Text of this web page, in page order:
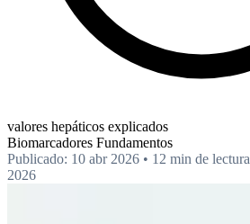
valores hepáticos explicados
Biomarcadores Fundamentos
Publicado: 10 abr 2026 • 12 min de lectura
2026